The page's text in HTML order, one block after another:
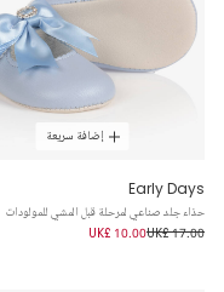
إضافة سريعة
Early Days
حذاء جلد صناعي لمرحلة قبل المشي للمولودات
UK£ 17.00
UK£ 10.00